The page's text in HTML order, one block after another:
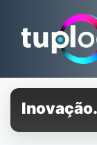
para
Inovação.